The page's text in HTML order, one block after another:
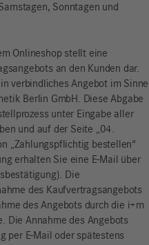
Sonntagen und
Onlineshop stellt eine
an den Kunden dar.
verbindliches Angebot im Sinne
Berlin GmbH. Diese Abgabe
unter Eingabe aller
und auf der Seite „04.
„Zahlungspflichtig bestellen“
erhalten Sie eine E-Mail über
Die
des Kaufvertragsangebots
des Angebots durch die i+m
Die Annahme des Angebots
per E-Mail oder spätestens